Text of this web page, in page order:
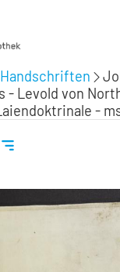
- Levold von
-